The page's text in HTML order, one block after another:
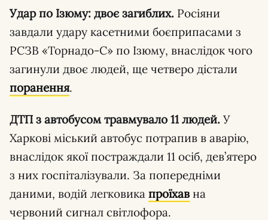
Удар по Ізюму: двоє загиблих. Росіяни
завдали удару касетними боєприпасами з
РСЗВ «Торнадо-С» по Ізюму, внаслідок чого
загинули двоє людей, ще четверо дістали
поранення.
ДТП з автобусом травмувало 11 людей. У
Харкові міський автобус потрапив в аварію,
внаслідок якої постраждали 11 осіб, дев’ятеро
з них госпіталізували. За попередніми
даними, водій легковика проїхав на
червоний сигнал світлофора.